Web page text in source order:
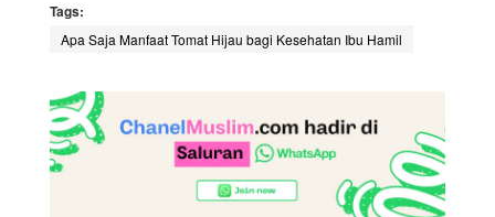
Tags:
Apa Saja Manfaat Tomat Hijau bagi Kesehatan Ibu Hamil